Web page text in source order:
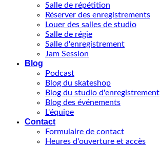
Salle de répétition
Réserver des enregistrements
Louer des salles de studio
Salle de régie
Salle d'enregistrement
Jam Session
Blog
Podcast
Blog du skateshop
Blog du studio d'enregistrement
Blog des événements
L'équipe
Contact
Formulaire de contact
Heures d'ouverture et accès